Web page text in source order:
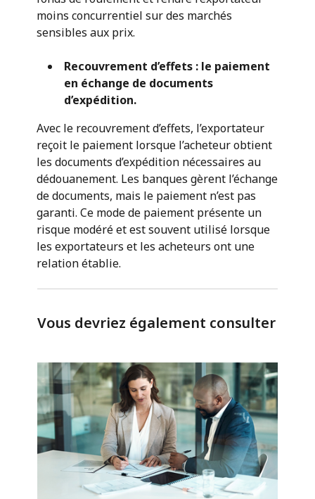
moins concurrentiel sur des marchés
sensibles aux prix.
Recouvrement d’effets : le paiement
en échange de documents
d’expédition.
Avec le recouvrement d’effets, l’exportateur
reçoit le paiement lorsque l’acheteur obtient
les documents d’expédition nécessaires au
dédouanement. Les banques gèrent l’échange
de documents, mais le paiement n’est pas
garanti. Ce mode de paiement présente un
risque modéré et est souvent utilisé lorsque
les exportateurs et les acheteurs ont une
relation établie.
Vous devriez également consulter